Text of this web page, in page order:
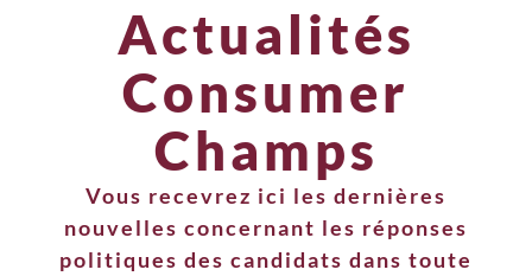
Actualités
Consumer
Champs
Vous recevrez ici les dernières
nouvelles concernant les réponses
politiques des candidats dans toute